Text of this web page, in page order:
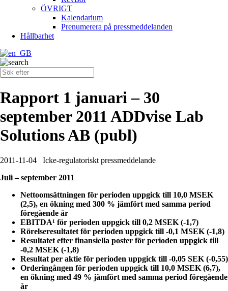
ÖVRIGT
Kalendarium
Prenumerera på pressmeddelanden
Hållbarhet
Rapport 1 januari – 30
september 2011 ADDvise Lab
Solutions AB (publ)
2011-11-04
Icke-regulatoriskt pressmeddelande
Juli – september 2011
Nettoomsättningen för perioden uppgick till 10,0 MSEK
(2,5), en ökning med 300 % jämfört med samma period
föregående år
EBITDA¹ för perioden uppgick till 0,2 MSEK (-1,7)
Rörelseresultatet för perioden uppgick till -0,1 MSEK (-1,8)
Resultatet efter finansiella poster för perioden uppgick till
-0,2 MSEK (-1,8)
Resultat per aktie för perioden uppgick till -0,05 SEK (-0,55)
Orderingången för perioden uppgick till 10,0 MSEK (6,7),
en ökning med 49 % jämfört med samma period föregående
år